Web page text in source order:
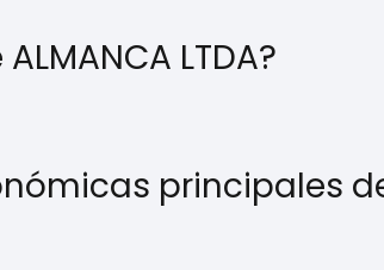
LTDA?
principales de